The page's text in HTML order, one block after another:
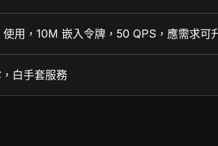
用，10M 嵌入令牌，50 QPS，應需求可
白手套服務